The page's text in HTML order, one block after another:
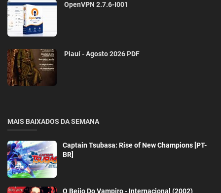
OpenVPN 2.7.6-I001
Piauí - Agosto 2026 PDF
MAIS BAIXADOS DA SEMANA
Captain Tsubasa: Rise of New Champions [PT-
BR]
O Beijo Do Vampiro - Internacional (2002)